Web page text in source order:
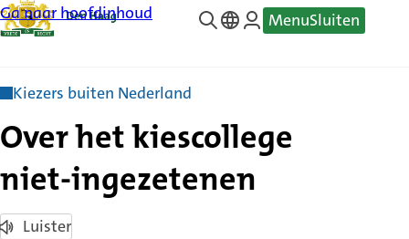
Ga naar hoofdinhoud
—
MenuSluiten
Kiezers buiten Nederland
Over het kiescollege
niet-ingezetenen
Luister